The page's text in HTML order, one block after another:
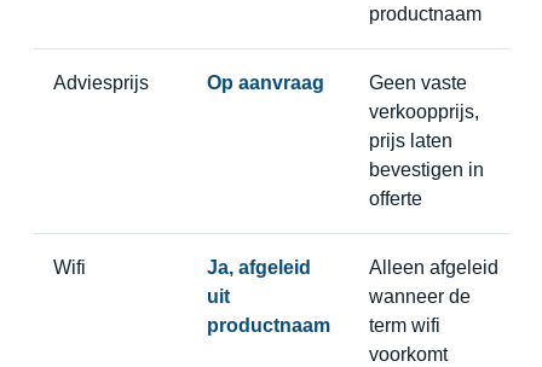
productnaam
Adviesprijs Op aanvraag
Geen vaste
verkoopprijs,
prijs laten
bevestigen in
offerte
Wifi
Ja, afgeleid
uit
productnaam
Alleen afgeleid
wanneer de
term wifi
voorkomt